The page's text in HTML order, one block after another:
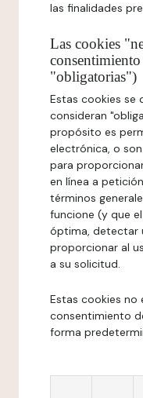
las finalidades
Las cookies
"obligatorias")
Estas cookies se
consideran
propósito es
electrónica, o
para
en línea a
términos
funcione (y que
óptima, detectar
proporcionar al
a su solicitud.
Estas cookies no
consentimiento
forma